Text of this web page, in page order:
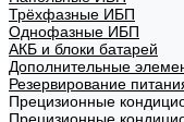
Трёхфазные ИБП
Однофазные ИБП
АКБ и блоки батарей
Дополнительные
Резервирование
Прецизионные